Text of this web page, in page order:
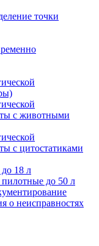
точки
с животными
с цитостатиками
18 л
до 50 л
о неисправностях